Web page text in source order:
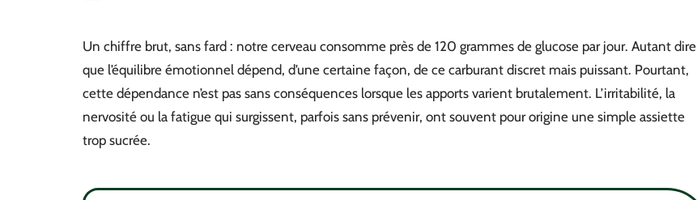
Un chiffre brut, sans fard : notre cerveau consomme près de 120 grammes de glucose par jour. Autant dire
que l’équilibre émotionnel dépend, d’une certaine façon, de ce carburant discret mais puissant. Pourtant,
cette dépendance n’est pas sans conséquences lorsque les apports varient brutalement. L’irritabilité, la
nervosité ou la fatigue qui surgissent, parfois sans prévenir, ont souvent pour origine une simple assiette
trop sucrée.